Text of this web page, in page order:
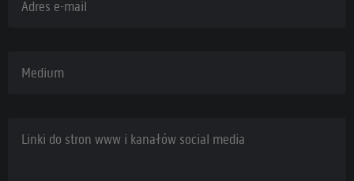
Adres e-mail
Medium
Linki do stron www i kanałów social media